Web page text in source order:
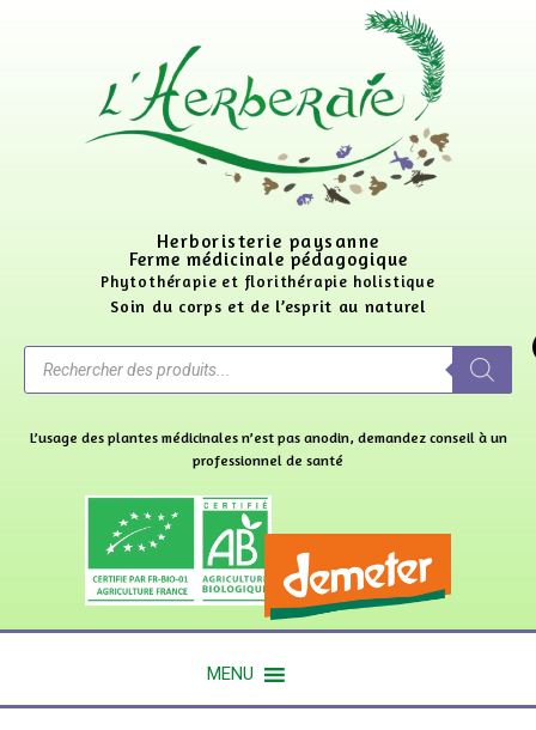
Herboristerie paysanne
Ferme médicinale pédagogique
Phytothérapie et florithérapie holistique
Soin du corps et de l’esprit au naturel
L’usage des plantes médicinales n’est pas anodin, demandez conseil à un
professionnel de santé
MENU